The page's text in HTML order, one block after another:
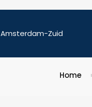
Amsterdam-Zuid
Home